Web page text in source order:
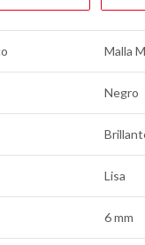
Malla
Negro
Lisa
6 mm